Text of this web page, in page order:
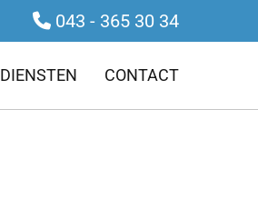
 043 - 365 30 34
DIENSTEN CONTACT